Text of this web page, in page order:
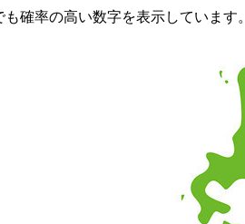
確率の高い数字を表示しています。